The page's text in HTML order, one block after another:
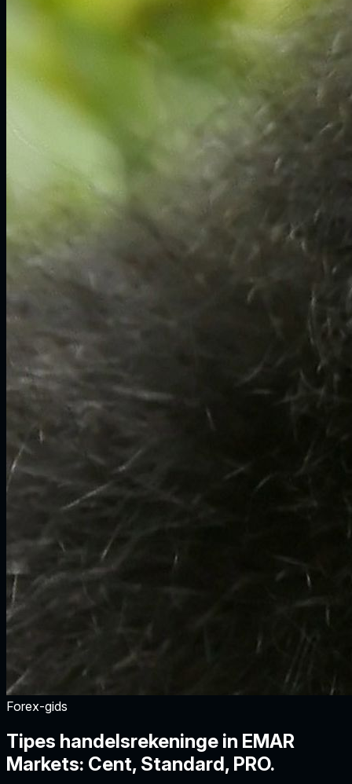
Forex-gids
Tipes handelsrekeninge in EMAR
Markets: Cent, Standard, PRO.